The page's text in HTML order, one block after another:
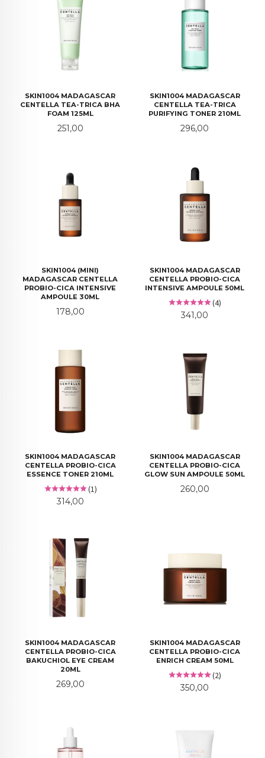
SKIN1004 MADAGASCAR
CENTELLA TEA-TRICA BHA
FOAM 125ML
Pris
251,00
SKIN1004 MADAGASCAR
CENTELLA TEA-TRICA
PURIFYING TONER 210ML
Pris
296,00
SKIN1004 (MINI)
MADAGASCAR CENTELLA
PROBIO-CICA INTENSIVE
AMPOULE 30ML
Pris
178,00
SKIN1004 MADAGASCAR
CENTELLA PROBIO-CICA
INTENSIVE AMPOULE 50ML
(4)
Pris
341,00
SKIN1004 MADAGASCAR
CENTELLA PROBIO-CICA
ESSENCE TONER 210ML
(1)
Pris
314,00
SKIN1004 MADAGASCAR
CENTELLA PROBIO-CICA
GLOW SUN AMPOULE 50ML
Pris
260,00
SKIN1004 MADAGASCAR
CENTELLA PROBIO-CICA
BAKUCHIOL EYE CREAM
20ML
Pris
269,00
SKIN1004 MADAGASCAR
CENTELLA PROBIO-CICA
ENRICH CREAM 50ML
(2)
Pris
350,00